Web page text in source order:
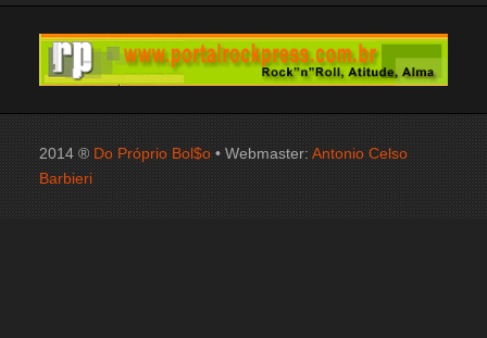
2014 ® Do Próprio Bol$o • Webmaster:Antonio Celso
Barbieri